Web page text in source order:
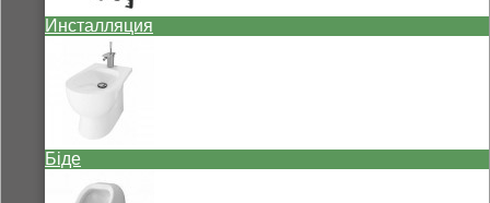
Инсталляция
Біде